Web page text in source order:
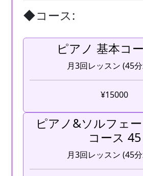
◆コース:
ピアノ 基本コ
月3回レッスン (45
¥15000
ピアノ&ソルフェ
コース 45
月3回レッスン (45